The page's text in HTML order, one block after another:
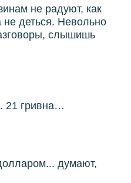
не радуют, как
деться. Невольно
слышишь
21 гривна…
думают,